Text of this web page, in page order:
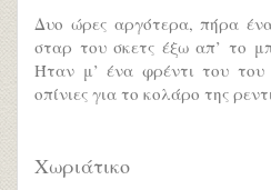
Δυο ώρες αργότερα, πήρα
σταρ του σκετς έξω απ’ το
Ήταν μ’ ένα φρέντι του του
οπίνιες για το κολάρο της
Χωριάτικο